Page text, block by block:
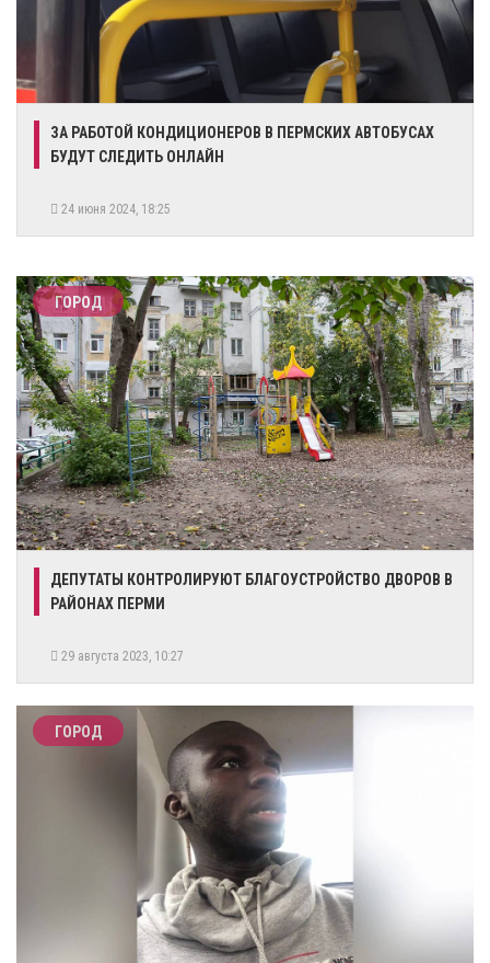
​ЗА РАБОТОЙ КОНДИЦИОНЕРОВ В ПЕРМСКИХ АВТОБУСАХ
БУДУТ СЛЕДИТЬ ОНЛАЙН
24 июня 2024, 18:25
ГОРОД
ДЕПУТАТЫ КОНТРОЛИРУЮТ БЛАГОУСТРОЙСТВО ДВОРОВ В
РАЙОНАХ ПЕРМИ
29 августа 2023, 10:27
ГОРОД